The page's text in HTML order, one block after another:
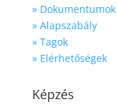
» Dokumentumok
» Alapszabály
» Tagok
» Elérhetőségek
Képzés